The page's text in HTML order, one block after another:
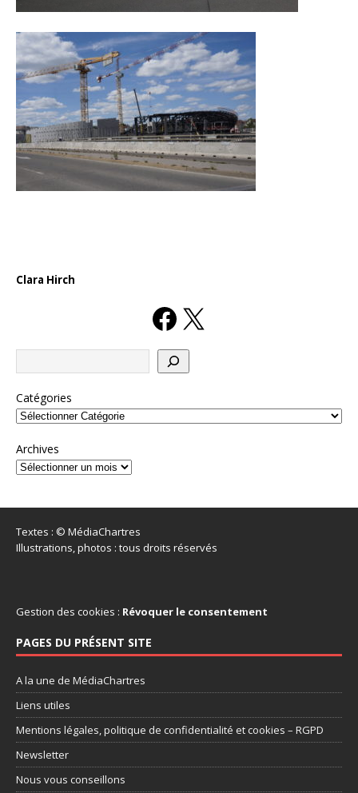
Clara Hirch
Catégories
Archives
Textes : © MédiaChartres
Illustrations, photos : tous droits réservés
Gestion des cookies : Révoquer le consentement
PAGES DU PRÉSENT SITE
A la une de MédiaChartres
Liens utiles
Mentions légales, politique de confidentialité et cookies – RGPD
Newsletter
Nous vous conseillons